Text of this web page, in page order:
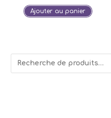
Ajouter au panier